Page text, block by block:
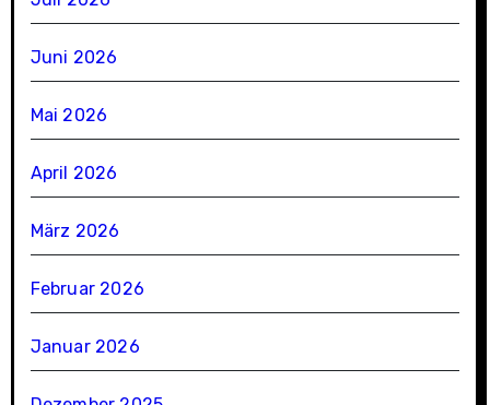
Juni 2026
Mai 2026
April 2026
März 2026
Februar 2026
Januar 2026